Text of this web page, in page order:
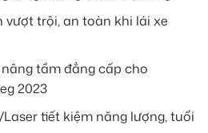
trội, an toàn khi lái xe
tầm đẳng cấp cho
2023
tiết kiệm năng lượng, tuổi